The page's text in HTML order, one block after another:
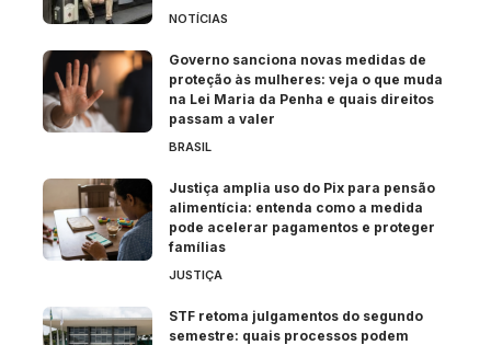
NOTÍCIAS
Governo sanciona novas medidas de
proteção às mulheres: veja o que muda
na Lei Maria da Penha e quais direitos
passam a valer
BRASIL
Justiça amplia uso do Pix para pensão
alimentícia: entenda como a medida
pode acelerar pagamentos e proteger
famílias
JUSTIÇA
STF retoma julgamentos do segundo
semestre: quais processos podem